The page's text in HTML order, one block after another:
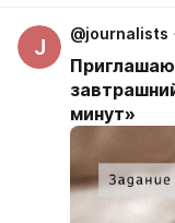
J
@journalists
Приглашаю
минут»